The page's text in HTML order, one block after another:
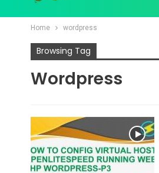
Home wordpress
Browsing Tag
Wordpress